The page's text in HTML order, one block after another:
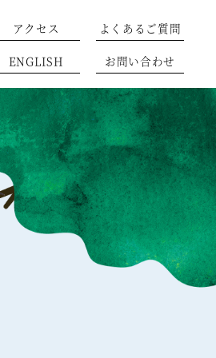
アクセス よくあるご質問
ENGLISH お問い合わせ